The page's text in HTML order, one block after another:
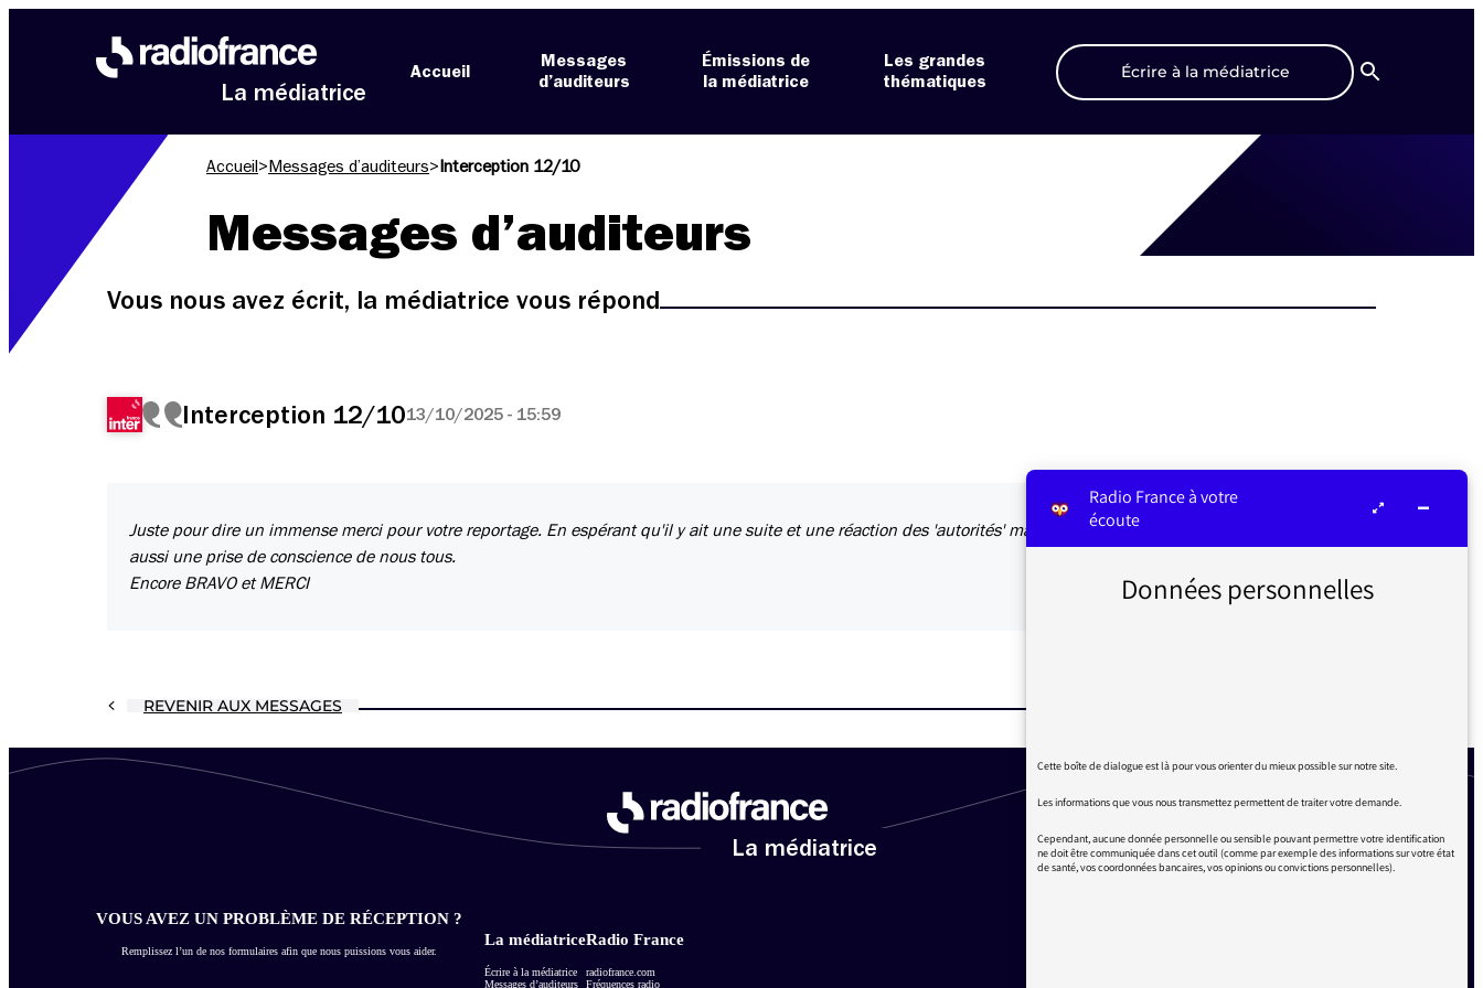
La médiatrice
Accueil
Messages
d’auditeurs
Émissions de
la médiatrice
Les grandes
thématiques
Écrire à la médiatrice
Recherche
Accueil > Messages d’auditeurs> Interception 12/10
Messages d’auditeurs
Vous nous avez écrit, la médiatrice vous répond
Interception 12/1013/10/2025 - 15:59
Juste pour dire un immense merci pour votre reportage. En espérant qu'il y ait une suite et une réaction des 'autorités' mais
aussi une prise de conscience de nous tous.
Encore BRAVO et MERCI
REVENIR AUX MESSAGES
La médiatrice
VOUS AVEZ UN PROBLÈME DE RÉCEPTION ?
Remplissez l’un de nos formulaires afin que nous puissions vous aider.
La médiatrice
Écrire à la médiatrice
Messages d’auditeurs
Radio France
radiofrance.com
Fréquences radio
Radio France à votre
écoute
Données personnelles
Cette boîte de dialogue est là pour vous orienter du mieux possible sur notre site.
Les informations que vous nous transmettez permettent de traiter votre demande.
Cependant, aucune donnée personnelle ou sensible pouvant permettre votre identification
ne doit être communiquée dans cet outil (comme par exemple des informations sur votre état
de santé, vos coordonnées bancaires, vos opinions ou convictions personnelles).